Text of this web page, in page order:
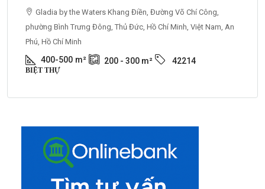
Gladia by the Waters Khang Điền, Đường Võ Chí Công,
phường Bình Trưng Đông, Thủ Đức, Hồ Chí Minh, Việt Nam, An
Phú, Hồ Chí Minh
400-500 m² 200 - 300 m² 42214
BIỆT THỰ